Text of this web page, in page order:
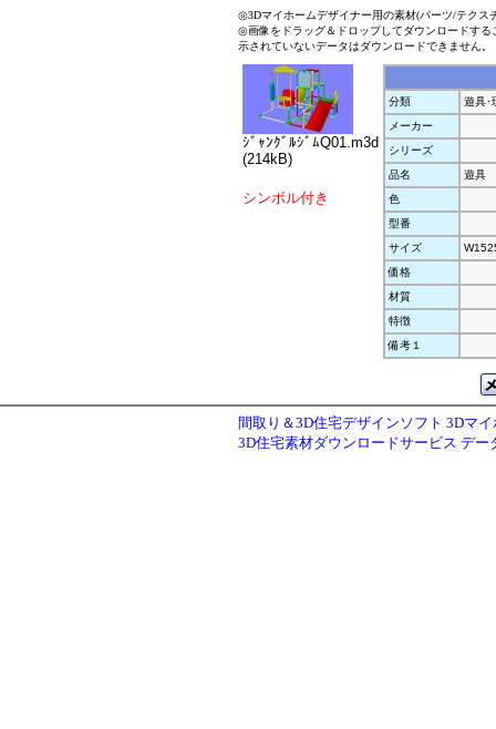
◎3Dマイホームデザイナー用の素材(パーツ/テクス
◎画像をドラッグ＆ドロップしてダウンロードす
示されていないデータはダウンロードできません。
ｼﾞｬﾝｸﾞﾙｼﾞﾑQ01.m3d
(214kB)
シンボル付き
分類
遊具･
メーカー
シリーズ
品名
遊具
色
型番
サイズ
価格
材質
特徴
備考１
間取り＆3D住宅デザインソフト 3Dマ
3D住宅素材ダウンロードサービス デー